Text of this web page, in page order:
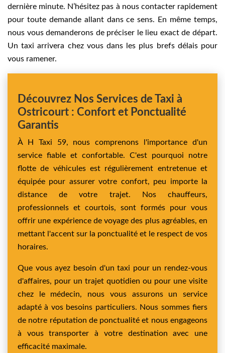
dernière minute. N’hésitez pas à nous contacter rapidement
pour toute demande allant dans ce sens. En même temps,
nous vous demanderons de préciser le lieu exact de départ.
Un taxi arrivera chez vous dans les plus brefs délais pour
vous ramener.
Découvrez Nos Services de Taxi à
Ostricourt : Confort et Ponctualité
Garantis
À H Taxi 59, nous comprenons l'importance d'un
service fiable et confortable. C'est pourquoi notre
flotte de véhicules est régulièrement entretenue et
équipée pour assurer votre confort, peu importe la
distance de votre trajet. Nos chauffeurs,
professionnels et courtois, sont formés pour vous
offrir une expérience de voyage des plus agréables, en
mettant l'accent sur la ponctualité et le respect de vos
horaires.
Que vous ayez besoin d'un taxi pour un rendez-vous
d'affaires, pour un trajet quotidien ou pour une visite
chez le médecin, nous vous assurons un service
adapté à vos besoins particuliers. Nous sommes fiers
de notre réputation de ponctualité et nous engageons
à vous transporter à votre destination avec une
efficacité maximale.